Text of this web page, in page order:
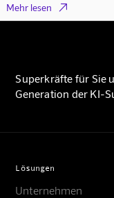
Mehr lesen 
Superkräfte für Sie
Generation der KI-
Lösungen
Unternehmen